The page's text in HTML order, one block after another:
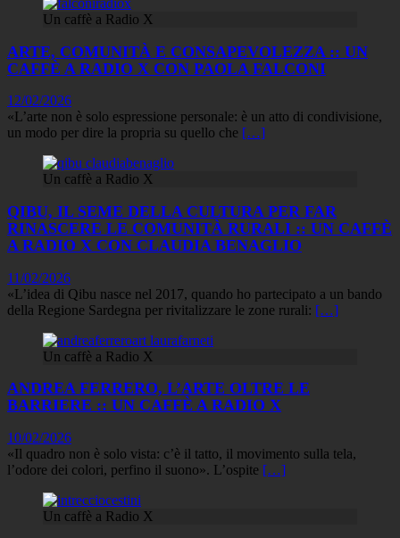
Un caffè a Radio X
ARTE, COMUNITÀ E CONSAPEVOLEZZA :: UN
CAFFÈ A RADIO X CON PAOLA FALCONI
12/02/2026
«L’arte non è solo espressione personale: è un atto di condivisione,
un modo per dire la propria su quello che […]
Un caffè a Radio X
QIBU, IL SEME DELLA CULTURA PER FAR
RINASCERE LE COMUNITÀ RURALI :: UN CAFFÈ
A RADIO X CON CLAUDIA BENAGLIO
11/02/2026
«L’idea di Qibu nasce nel 2017, quando ho partecipato a un bando
della Regione Sardegna per rivitalizzare le zone rurali: […]
Un caffè a Radio X
ANDREA FERRERO, L’ARTE OLTRE LE
BARRIERE :: UN CAFFÈ A RADIO X
10/02/2026
«Il quadro non è solo vista: c’è il tatto, il movimento sulla tela,
l’odore dei colori, perfino il suono». L’ospite […]
Un caffè a Radio X